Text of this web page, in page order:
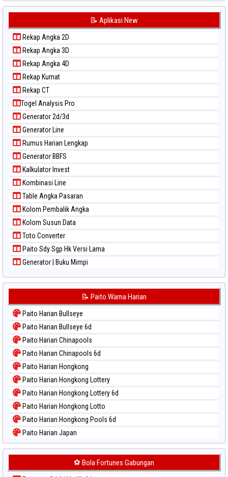
Paito Warna Japan 6d
Paito Warna Kuda Lari
Paito Warna Magnum Cambodia
Paito Warna Nagoya
Paito Warna New York Midday
Paito Warna North Carolina Day
Paito Warna Pcso
Paito Warna Pennsylvania Day
Paito Warna Sao Paulo
Paito Warna Singapore
Paito Warna Sydney
Paito Warna Sydney Lottery
Paito Warna Sydney Lottery 6d
Paito Warna Sydney Lotto
Paito Warna Sydney Pools 6d
Paito Warna Taipei
Paito Warna Taiwan
📝 Aplikasi New
Rekap Angka 2D
Rekap Angka 3D
Rekap Angka 4D
Rekap Kumat
Rekap CT
Togel Analysis Pro
Generator 2d/3d
Generator Line
Rumus Harian Lengkap
Generator BBFS
Kalkulator Invest
Kombinasi Line
Table Angka Pasaran
Kolom Pembalik Angka
Kolom Susun Data
Toto Converter
Paito Sdy Sgp Hk Versi Lama
Generator | Buku Mimpi
📝 Paito Warna Harian
Paito Harian Bullseye
Paito Harian Bullseye 6d
Paito Harian Chinapools
Paito Harian Chinapools 6d
Paito Harian Hongkong
Paito Harian Hongkong Lottery
Paito Harian Hongkong Lottery 6d
Paito Harian Hongkong Lotto
Paito Harian Hongkong Pools 6d
Paito Harian Japan
Paito Harian Japan 6d
Paito Harian Korea
Paito Harian Kuda Lari
⚽ Bola Fortunes Gabungan